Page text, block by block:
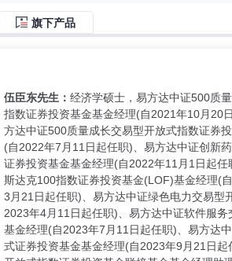
旗下产品
伍臣东先生： 经济学硕士，易方达中证500质
指数证券投资基金基金经理(自2021年10月20
方达中证500质量成长交易型开放式指数证券
(自2022年7月11日起任职)、易方达中证创新
证券投资基金基金经理(自2022年11月1日起
斯达克100指数证券投资基金(LOF)基金经理(
3月21日起任职)、易方达中证绿色电力交易
2023年4月11日起任职)、易方达中证软件服
基金经理(自2023年7月11日起任职)、易方达
式证券投资基金基金经理(自2023年9月21日